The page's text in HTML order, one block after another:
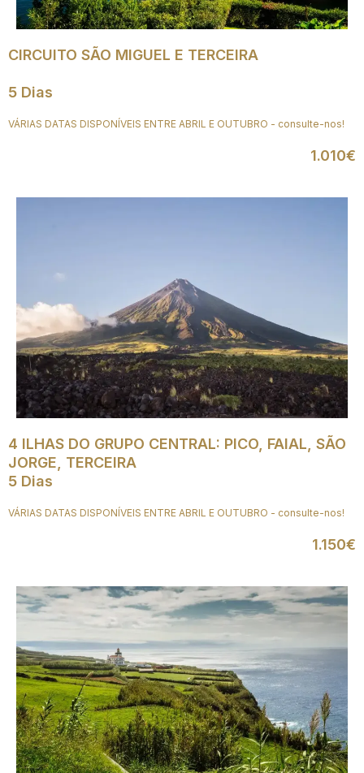
CIRCUITO SÃO MIGUEL E TERCEIRA
5 Dias
VÁRIAS DATAS DISPONÍVEIS ENTRE ABRIL E OUTUBRO - consulte-nos!
1.010€
4 ILHAS DO GRUPO CENTRAL: PICO, FAIAL, SÃO
JORGE, TERCEIRA
5 Dias
VÁRIAS DATAS DISPONÍVEIS ENTRE ABRIL E OUTUBRO - consulte-nos!
1.150€